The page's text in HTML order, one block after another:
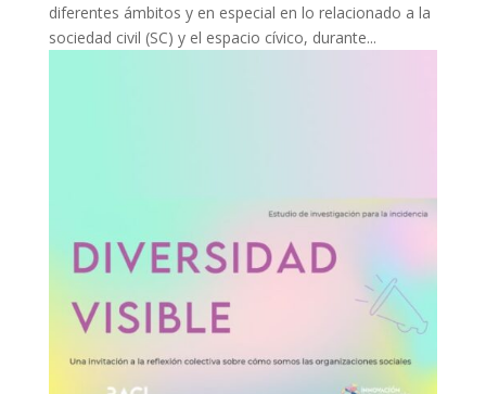
diferentes ámbitos y en especial en lo relacionado a la
sociedad civil (SC) y el espacio cívico, durante...